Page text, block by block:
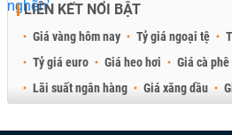
LIÊN KẾT NỔI BẬT
Giá vàng hôm nay Tỷ giá ngoại tệ
Tỷ giá euro
Giá heo hơi Giá cà phê
Lãi suất ngân hàng
Giá xăng dầu